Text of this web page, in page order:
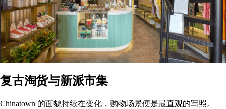
复古淘货与新派市集
Chinatown 的面貌持续在变化，购物场景便是最直观的写照。